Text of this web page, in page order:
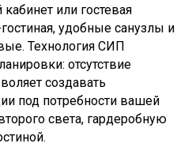
или гостевая
удобные санузлы и
Технология СИП
отсутствие
создавать
под потребности вашей
света, гардеробную